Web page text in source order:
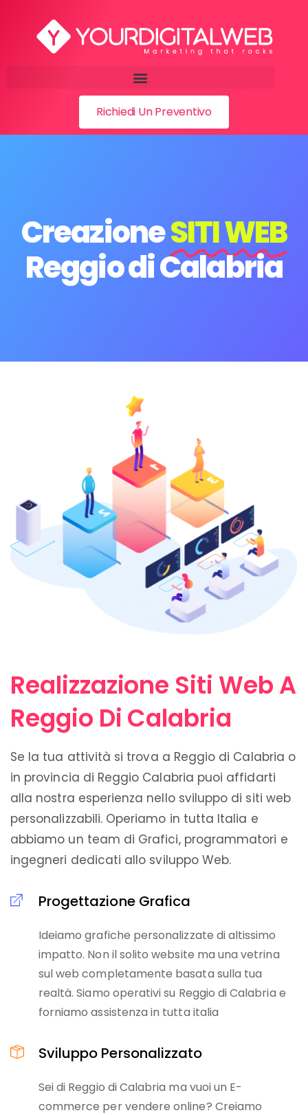
Richiedi Un Preventivo
CreazioneSITI WEB
Reggio di Calabria
Realizzazione Siti Web A
Reggio Di Calabria
Se la tua attività si trova a Reggio di Calabria o
in provincia di Reggio Calabria puoi affidarti
alla nostra esperienza nello sviluppo di siti web
personalizzabili. Operiamo in tutta Italia e
abbiamo un team di Grafici, programmatori e
ingegneri dedicati allo sviluppo Web.
Progettazione Grafica
Ideiamo grafiche personalizzate di altissimo
impatto. Non il solito website ma una vetrina
sul web completamente basata sulla tua
realtà. Siamo operativi su Reggio di Calabria e
forniamo assistenza in tutta italia
Sviluppo Personalizzato
Sei di Reggio di Calabria ma vuoi un E-
commerce per vendere online? Creiamo